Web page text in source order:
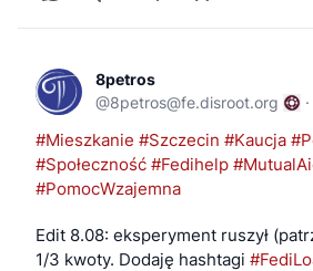
8petros
@8petros@fe.disroot.org ·
#Mieszkanie #Szczecin #Kaucja
#Społeczność #Fedihelp
#PomocWzajemna
Edit 8.08: eksperyment ruszył
1/3 kwoty. Dodaję hashtagi